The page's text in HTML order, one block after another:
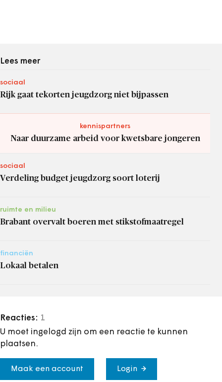
Lees meer
sociaal
Rijk gaat tekorten jeugdzorg niet bijpassen
kennispartners
Naar duurzame arbeid voor kwetsbare jongeren
sociaal
Verdeling budget jeugdzorg soort loterij
ruimte en milieu
Brabant overvalt boeren met stikstofmaatregel
financiën
Lokaal betalen
Reacties: 1
U moet ingelogd zijn om een reactie te kunnen
plaatsen.
Maak een account Login